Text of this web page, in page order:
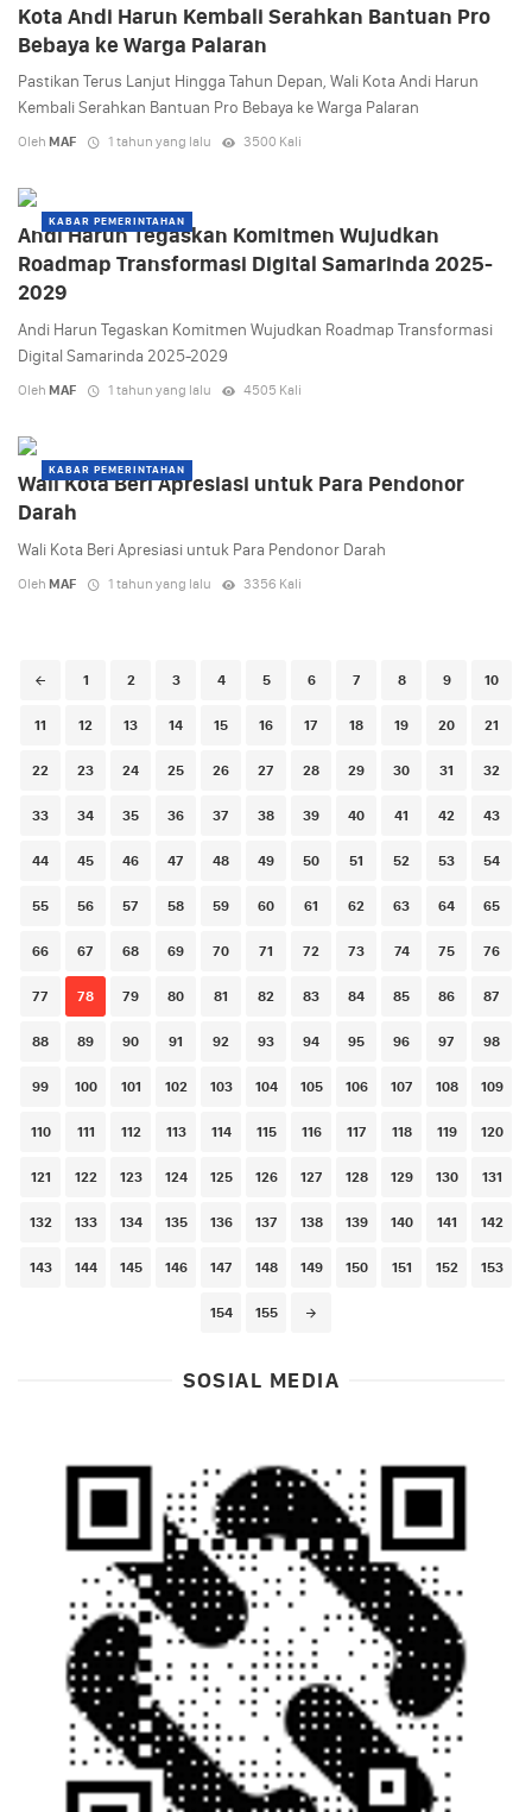
Kota Andi Harun Kembali Serahkan Bantuan Pro
Bebaya ke Warga Palaran
Pastikan Terus Lanjut Hingga Tahun Depan, Wali Kota Andi Harun
Kembali Serahkan Bantuan Pro Bebaya ke Warga Palaran
Oleh MAF 1 tahun yang lalu 3500 Kali
KABAR PEMERINTAHAN
Andi Harun Tegaskan Komitmen Wujudkan
Roadmap Transformasi Digital Samarinda 2025-
2029
Andi Harun Tegaskan Komitmen Wujudkan Roadmap Transformasi
Digital Samarinda 2025-2029
Oleh MAF 1 tahun yang lalu 4505 Kali
KABAR PEMERINTAHAN
Wali Kota Beri Apresiasi untuk Para Pendonor
Darah
Wali Kota Beri Apresiasi untuk Para Pendonor Darah
Oleh MAF 1 tahun yang lalu 3356 Kali
Posts
1 2 3 4 5 6 7 8 9 10
11 12 13 14 15 16 17 18 19 20 21
22 23 24 25 26 27 28 29 30 31 32
33 34 35 36 37 38 39 40 41 42 43
44 45 46 47 48 49 50 51 52 53 54
55 56 57 58 59 60 61 62 63 64 65
66 67 68 69 70 71 72 73 74 75 76
77 78 79 80 81 82 83 84 85 86 87
88 89 90 91 92 93 94 95 96 97 98
99 100 101 102 103 104 105 106 107 108 109
110 111 112 113 114 115 116 117 118 119 120
121 122 123 124 125 126 127 128 129 130 131
132 133 134 135 136 137 138 139 140 141 142
143 144 145 146 147 148 149 150 151 152 153
154 155
SOSIAL MEDIA